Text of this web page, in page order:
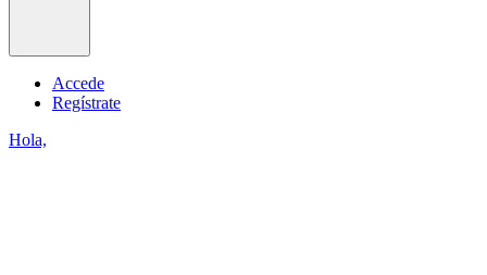
Accede
Regístrate
Hola,